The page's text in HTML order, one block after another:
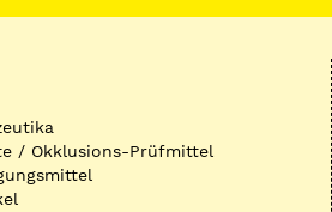
/ Okklusions-Prüfmittel